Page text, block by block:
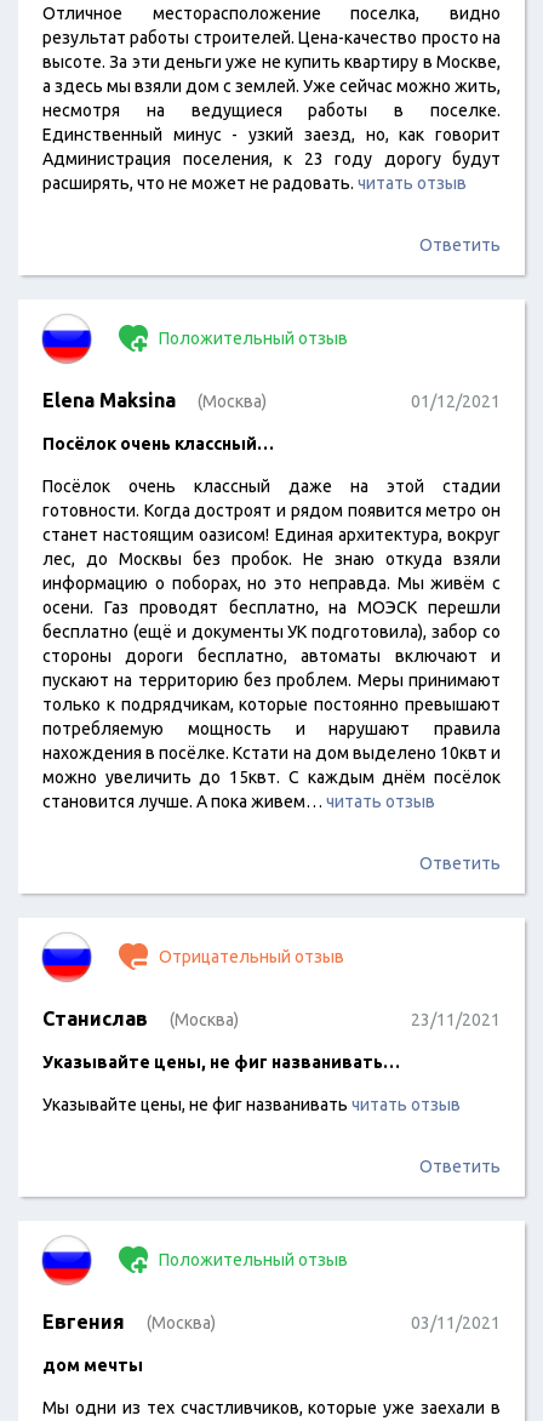
Отличное месторасположение поселка, видно
результат работы строителей. Цена-качество просто на
высоте. За эти деньги уже не купить квартиру в Москве,
а здесь мы взяли дом с землей. Уже сейчас можно жить,
несмотря на ведущиеся работы в поселке.
Единственный минус - узкий заезд, но, как говорит
Администрация поселения, к 23 году дорогу будут
расширять, что не может не радовать. читать отзыв
Ответить
Положительный отзыв
Elena Maksina (Москва) 01/12/2021
Посёлок очень классный…
Посёлок очень классный даже на этой стадии
готовности. Когда достроят и рядом появится метро он
станет настоящим оазисом! Единая архитектура, вокруг
лес, до Москвы без пробок. Не знаю откуда взяли
информацию о поборах, но это неправда. Мы живём с
осени. Газ проводят бесплатно, на МОЭСК перешли
бесплатно (ещё и документы УК подготовила), забор со
стороны дороги бесплатно, автоматы включают и
пускают на территорию без проблем. Меры принимают
только к подрядчикам, которые постоянно превышают
потребляемую мощность и нарушают правила
нахождения в посёлке. Кстати на дом выделено 10квт и
можно увеличить до 15квт. С каждым днём посёлок
становится лучше. А пока живем… читать отзыв
Ответить
Отрицательный отзыв
Станислав (Москва) 23/11/2021
Указывайте цены, не фиг названивать…
Указывайте цены, не фиг названивать читать отзыв
Ответить
Положительный отзыв
Евгения (Москва) 03/11/2021
дом мечты
Мы одни из тех счастливчиков, которые уже заехали в